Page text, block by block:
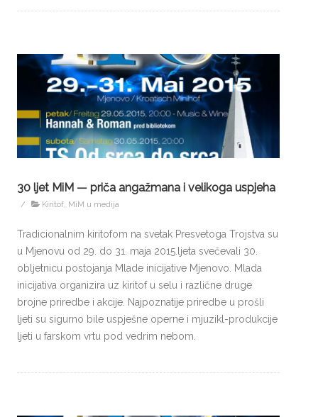
30 ljet MiM — priča angažmana i velikoga uspjeha
/ Kiritof, MiM u medija
Tradicionalnim kiritofom na svetak Presvetoga Trojstva su
u Mjenovu od 29. do 31. maja 2015.ljeta svečevali 30.
obljetnicu postojanja Mlade inicijative Mjenovo. Mlada
inicijativa organizira uz kiritof u selu i različne druge
brojne priredbe i akcije. Najpoznatije priredbe u prošli
ljeti su sigurno bile uspješne operne i mjuzikl-produkcije
ljeti u far­skom vrtu pod vedrim nebom.